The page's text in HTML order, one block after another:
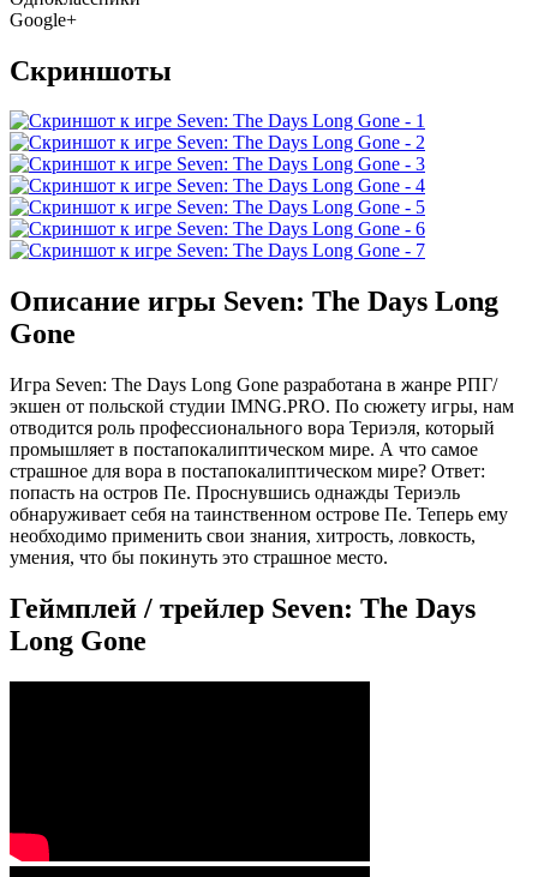
Google+
Скриншоты
Описание игры Seven: The Days Long
Gone
Игра Seven: The Days Long Gone разработана в жанре РПГ/
экшен от польской студии IMNG.PRO. По сюжету игры, нам
отводится роль профессионального вора Териэля, который
промышляет в постапокалиптическом мире. А что самое
страшное для вора в постапокалиптическом мире? Ответ:
попасть на остров Пе. Проснувшись однажды Териэль
обнаруживает себя на таинственном острове Пе. Теперь ему
необходимо применить свои знания, хитрость, ловкость,
умения, что бы покинуть это страшное место.
Геймплей / трейлер Seven: The Days
Long Gone